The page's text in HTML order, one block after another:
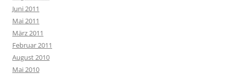
Juni 2011
Mai 2011
März 2011
Februar 2011
August 2010
Mai 2010